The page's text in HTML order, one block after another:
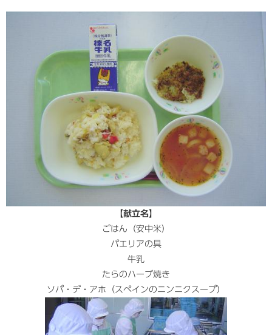
【献立名】
ごはん（安中米）
パエリアの具
牛乳
たらのハーブ焼き
ソパ・デ・アホ（スペインのニンニクスープ）